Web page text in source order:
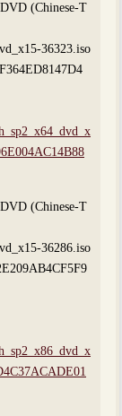
(Chinese-T
36323.iso
(Chinese-T
36286.iso